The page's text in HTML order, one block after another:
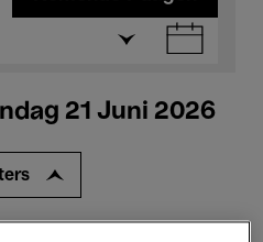
21 Juni 2026